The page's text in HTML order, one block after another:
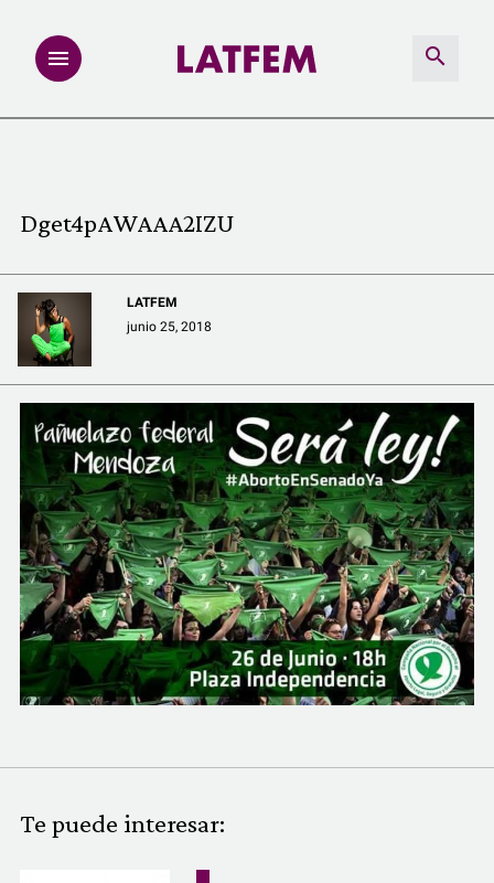
REDACCIÓN ABIERTA
LATFEMLAB.
PRODUCTOS
COMUNIDAD
QUIÉNES SOMOS
Dget4pAWAAA2IZU
LATFEM
junio 25, 2018
Te puede interesar: